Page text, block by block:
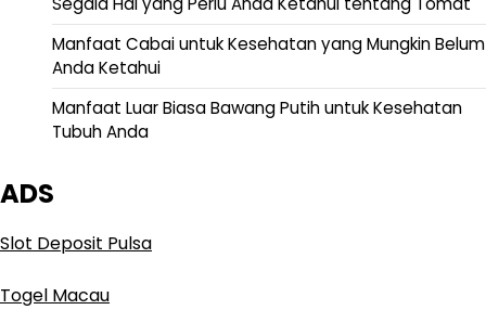
Manfaat Cabai untuk Kesehatan yang Mungkin Belum
Anda Ketahui
Manfaat Luar Biasa Bawang Putih untuk Kesehatan
Tubuh Anda
ADS
Slot Deposit Pulsa
Togel Macau